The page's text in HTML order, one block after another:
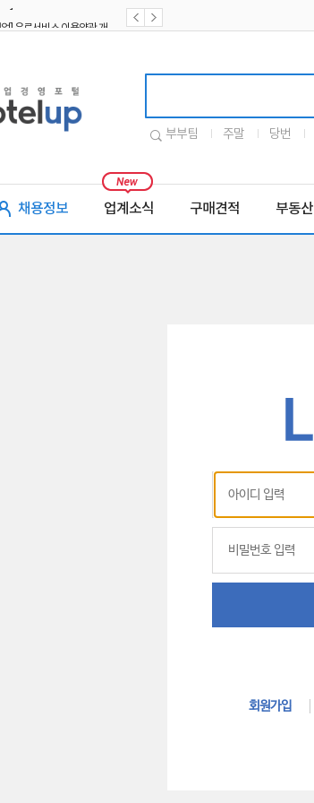
부부팀 주말 당번
채용정보 업계소식 구매견적 부동산
회원가입